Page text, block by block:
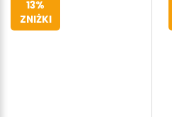
13%
ZNIŻKI